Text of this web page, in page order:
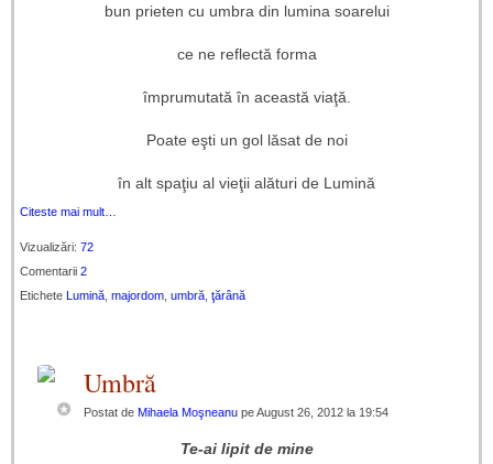
bun prieten cu umbra din lumina soarelui
ce ne reflectă forma
împrumutată în această viaţă.
Poate eşti un gol lăsat de noi
în alt spaţiu al vieţii alături de Lumină
Citeste mai mult…
Vizualizări: 72
Comentarii 2
Etichete
Lumină majordom umbră ţărână
Umbră
Postat de Mihaela Moşneanu pe August 26, 2012 la 19:54
Te-ai lipit de mine